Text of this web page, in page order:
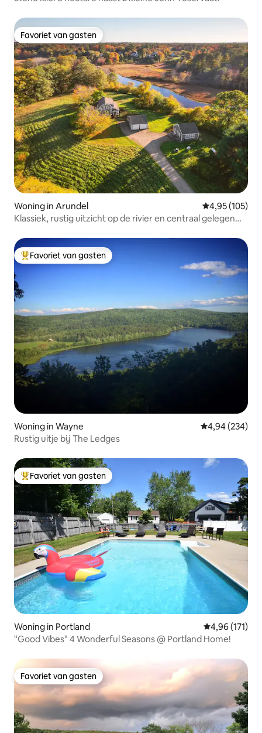
Favoriet van gasten
Favoriet van gasten
Woning in Arundel Gemiddelde
4,95 (105)
Klassiek, rustig uitzicht op de rivier en centraal gelegen
Topfavoriet van gasten
Favoriet van gasten
Woning in Wayne Gemiddelde
4,94 (234)
Rustig uitje bij The Ledges
Topfavoriet van gasten
Favoriet van gasten
Woning in Portland Gemiddelde
4,96 (171)
"Good Vibes" 4 Wonderful Seasons @ Portland Home!
Favoriet van gasten
Favoriet van gasten